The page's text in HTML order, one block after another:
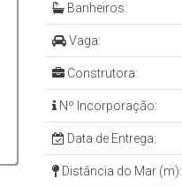
Banheiros:
Vaga:
Construtora:
Nº Incorporação:
Data de Entrega:
Distância do Mar (m):